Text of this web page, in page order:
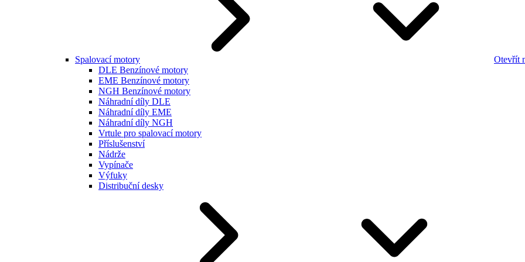
Spalovací motory
Otevřít
DLE Benzínové motory
EME Benzínové motory
NGH Benzínové motory
Náhradní díly DLE
Náhradní díly EME
Náhradní díly NGH
Vrtule pro spalovací motory
Příslušenství
Nádrže
Vypínače
Výfuky
Distribuční desky